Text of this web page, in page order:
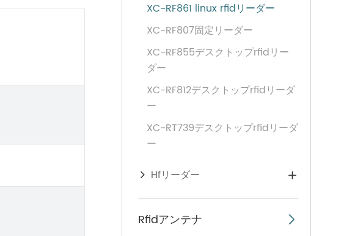
XC-RF861 linux rfidリーダー
XC-RF807固定リーダー
XC-RF855デスクトップrfidリー
ダー
XC-RF812デスクトップrfidリーダ
ー
XC-RT739デスクトップrfidリーダ
ー
Hfリーダー

Rfidアンテナ 